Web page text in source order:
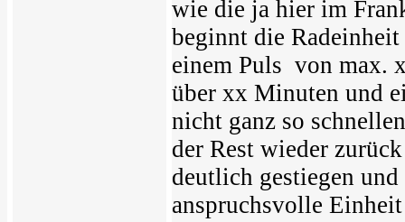
wie die ja hier im
beginnt die
einem Puls von max.
über xx Minuten und
nicht ganz so
der Rest wieder
deutlich gestiegen
anspruchsvolle